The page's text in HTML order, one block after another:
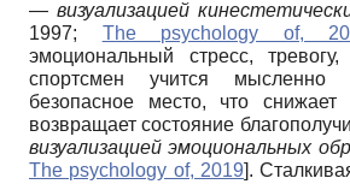
— визуализацией
1997; The psychology of,
эмоциональный стресс,
спортсмен учится мысленно
безопасное место, что
возвращает состояние
визуализацией эмоциональных
The psychology of, 2019].